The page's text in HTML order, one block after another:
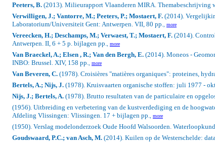
Peeters, B. (2013). Milieurapport Vlaanderen MIRA. Themabeschrijving
Verwilligen, J.; Vantorre, M.; Peeters, P.; Mostaert, F. (2014).
Laboratorium/Universiteit Gent: Antwerpen. VII, 80 pp.
more
Vereecken, H.; Deschamps, M.; Verwaest, T.; Mostaert, F. (2014).
Antwerpen. II, 6 + 5 p. bijlagen pp.
more
Van Braeckel, A.; Elsen , R.; Van den Bergh, E. (2014). Moneos -
INBO: Brussel. XIV, 158 pp.
more
Van Beveren, C. (1978). Croisières "matières organiques": proteines,
Bertels, A.; Nijs, J. (1978). Kruisvaarten organische stoffen: juli 1977 -
Nijs, J.; Bertels, A. (1978). Brutto resultaten van de particulaire en
(1956). Uitbreiding en verbetering van de kustverdediging en de
Afdeling Vlissingen: Vlissingen. 17 + bijlagen pp.
more
(1950). Verslag modelonderzoek Oude Hoofd Walsoorden.
Goudswaard, P.C.; van Asch, M. (2014). Kuilen op de Westerschelde: